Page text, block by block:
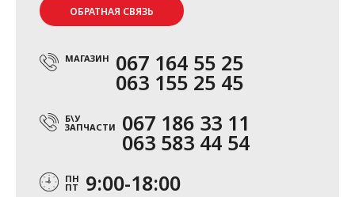
ОБРАТНАЯ СВЯЗЬ
МАГАЗИН 067 164 55 25
063 155 25 45
Б\У
ЗАПЧАСТИ 067 186 33 11
063 583 44 54
ПН
ПТ 9:00-18:00